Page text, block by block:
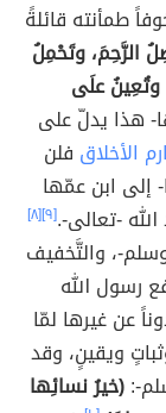
طمأنته قائلةً
الرَّحِمَ، وتَحْمِلُ
علَى
هذا يدلّ على
الأخلاق فلن
إلى ابن عمّها
-تعالى-.[٩] [٨]
، والتَّخفيف
رسول الله
عن غيرها لمّا
ويقينٍ، وقد
:(خيرُ نسائِها